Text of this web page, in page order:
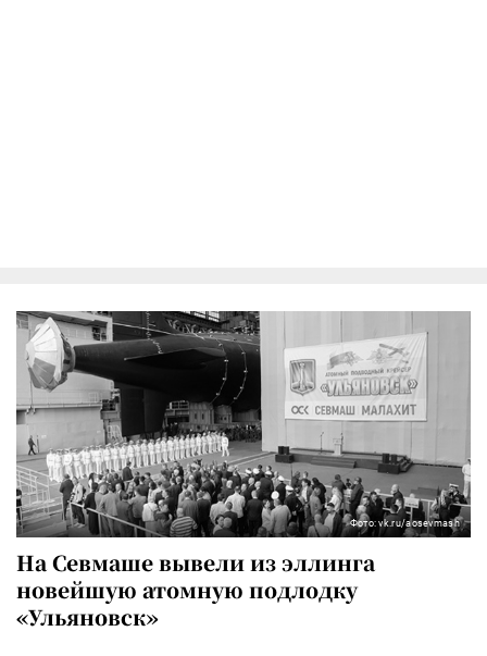
Фото: vk.ru/aosevmash
На Севмаше вывели из эллинга
новейшую атомную подлодку
«Ульяновск»